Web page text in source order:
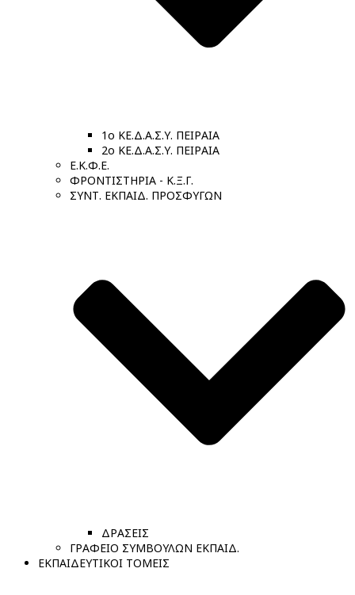
1ο ΚΕ.Δ.Α.Σ.Υ. ΠΕΙΡΑΙΑ
2ο ΚΕ.Δ.Α.Σ.Υ. ΠΕΙΡΑΙΑ
Ε.Κ.Φ.Ε.
ΦΡΟΝΤΙΣΤΗΡΙΑ - Κ.Ξ.Γ.
ΣΥΝΤ. ΕΚΠΑΙΔ. ΠΡΟΣΦΥΓΩΝ
ΔΡΑΣΕΙΣ
ΓΡΑΦΕΙΟ ΣΥΜΒΟΥΛΩΝ ΕΚΠΑΙΔ.
ΕΚΠΑΙΔΕΥΤΙΚΟΙ ΤΟΜΕΙΣ